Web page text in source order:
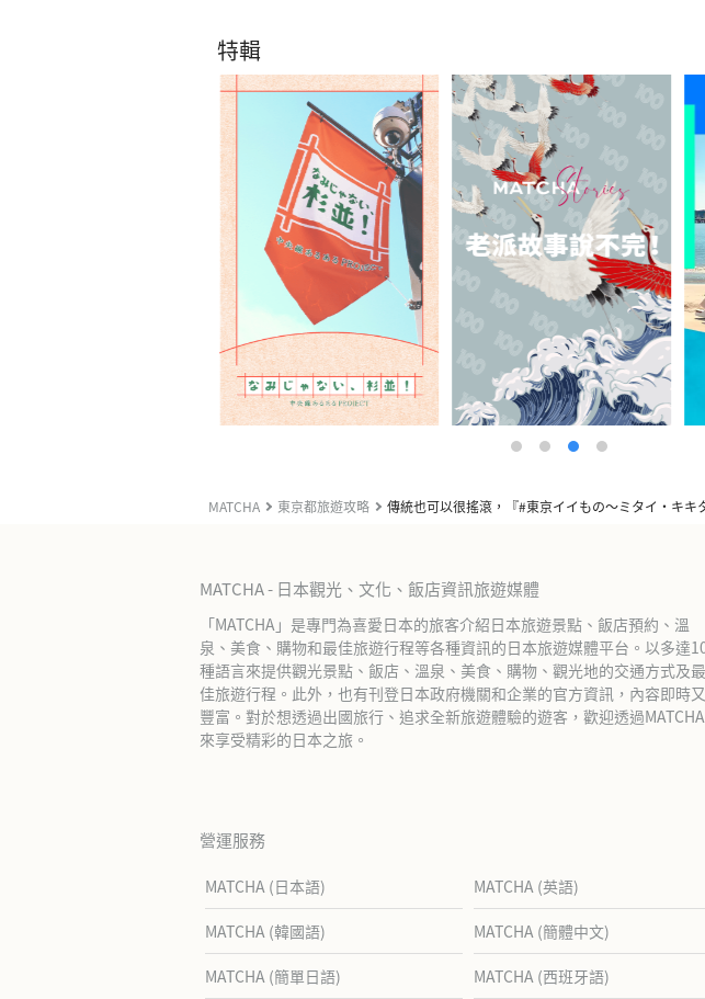
特輯
MATCHA 東京都旅遊攻略 傳統也可以很搖滾，『#東京イイもの～ミタイ・キキ
MATCHA - 日本觀光、文化、飯店資訊旅遊媒體
「MATCHA」是專門為喜愛日本的旅客介紹日本旅遊景點、飯店預約、溫
泉、美食、購物和最佳旅遊行程等各種資訊的日本旅遊媒體平台。以多達
種語言來提供觀光景點、飯店、溫泉、美食、購物、觀光地的交通方式及最
佳旅遊行程。此外，也有刊登日本政府機關和企業的官方資訊，內容即時又
豐富。對於想透過出國旅行、追求全新旅遊體驗的遊客，歡迎透過MATCHA
來享受精彩的日本之旅。
營運服務
MATCHA (日本語) MATCHA (英語)
MATCHA (韓國語) MATCHA (簡體中文)
MATCHA (簡單日語) MATCHA (西班牙語)